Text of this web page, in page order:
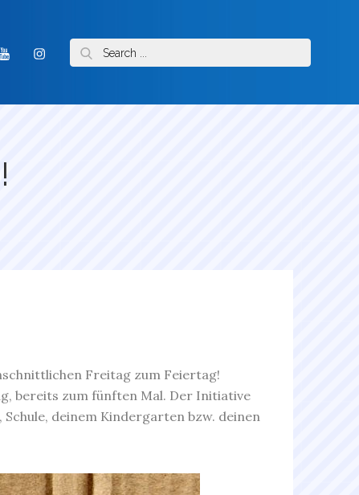
InstagramSearch
for:
Freitag zum Feiertag!
bereits zum fünften Mal. Der Initiative
deinem Kindergarten bzw. deinen